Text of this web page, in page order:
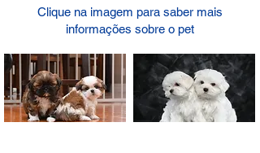
Clique na imagem para saber mais
informações sobre o pet